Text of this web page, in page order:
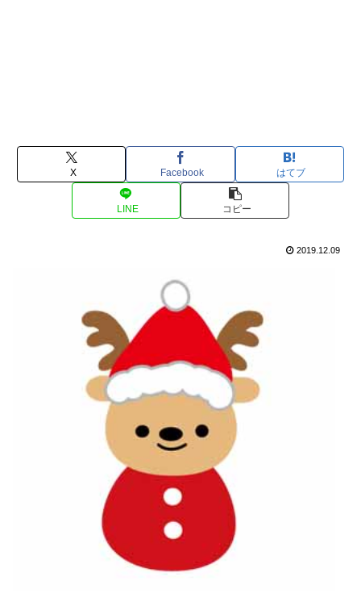
X Facebook はてブ
LINE コピー
2019.12.09